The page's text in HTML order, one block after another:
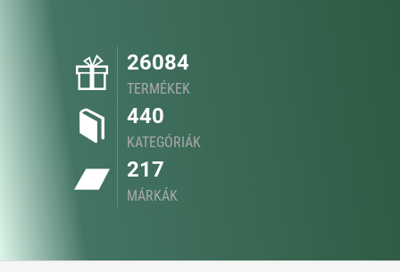
26084
TERMÉKEK
440
KATEGÓRIÁK
217
MÁRKÁK